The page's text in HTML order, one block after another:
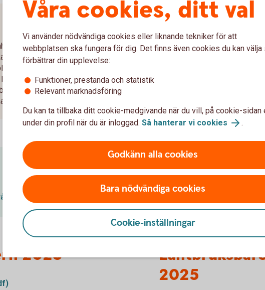
har dålig lönsamhet
en fortsatt mycket dålig lönsamhet
mellan regioner
i sitt yrke
ökat från 28% till 33%
2026 (pdf) Pressmeddelande
2025
2025
Våra cookies, ditt val
Vi använder nödvändiga cookies eller liknande tekniker för att
webbplatsen ska fungera för dig. Det finns även cookies du kan välja
förbättrar din upplevelse:
Funktioner, prestanda och statistik
Relevant marknadsföring
Du kan ta tillbaka ditt cookie-medgivande när du vill, på cookie-sidan
under din profil när du är inloggad. Så hanterar vi cookies .
Godkänn alla cookies
Bara nödvändiga cookies
Cookie-inställningar